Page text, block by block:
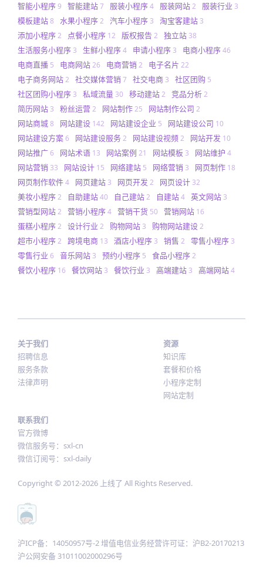
智能小程序9 智能建站7 服装小程序4 服装网站2 服装行业 3
模板建站8 水果小程序2 汽车小程序 3 淘宝客建站 3
添加小程序2 点餐小程序 12 版权报告2 独立站 38
生活服务小程序 3 生鲜小程序4 申请小程序 3 电商小程序46
电商直播 5 电商网站26 电商营销 2 电子名片 22
电子商务网站2 社交媒体营销 7 社交电商 3 社区团购 5
社区团购小程序 3 私域流量 30 移动建站2 竞品分析2
简历网站 3 粉丝运营2 网站制作25 网站制作公司 2
网站商城8 网站建设 142 网站建设企业 5 网站建设公司 10
网站建设方案6 网站建设服务2 网站建设视频2 网站开发 10
网站推广6 网站术语 13 网站案例 21 网站模板 3 网站维护 4
网站营销 33 网站设计 15 网络建站 5 网络营销 3 网页制作 18
网页制作软件4 网页建站 3 网页开发 2 网页设计 32
美妆小程序2 自助建站40 自己建站2 自建站4 英文网站 3
营销型网站2 营销小程序4 营销干货 50 营销网站 16
蛋糕小程序2 设计行业 2 购物网站 3 购物网站建设2
超市小程序2 跨境电商 13 酒店小程序 3 销售 2 零售小程序 3
零售行业 6 音乐网站 3 预约小程序 5 食品小程序2
餐饮小程序 16 餐饮网站 3 餐饮行业 3 高端建站 3 高端网站4
关于我们
招聘信息
服务条款
法律声明
资源
知识库
套餐和价格
小程序定制
网站定制
联系我们
官方微博
微信服务号：sxl-cn
微信订阅号：sxl-daily
Copyright © 2012-2026 上线了 All Rights Reserved.
沪ICP备：14050957号-2 增值电信业务经营许可证：沪B2-20170213
沪公网安备 31011002000296号